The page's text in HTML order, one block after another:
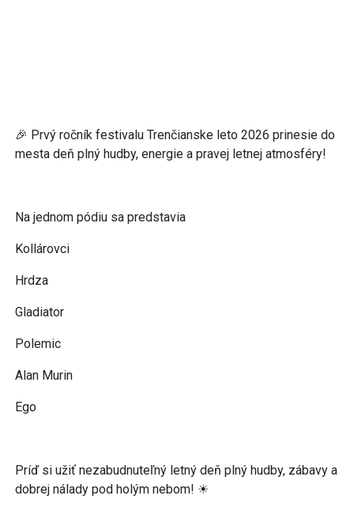
🎉 Prvý ročník festivalu Trenčianske leto 2026 prinesie do
mesta deň plný hudby, energie a pravej letnej atmosféry!
Na jednom pódiu sa predstavia
Kollárovci
Hrdza
Gladiator
Polemic
Alan Murin
Ego
Príď si užiť nezabudnuteľný letný deň plný hudby, zábavy a
dobrej nálady pod holým nebom! ☀